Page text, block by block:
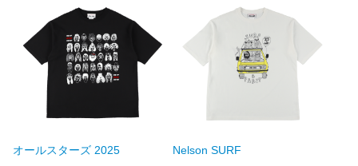
オールスターズ 2025
Nelson SURF